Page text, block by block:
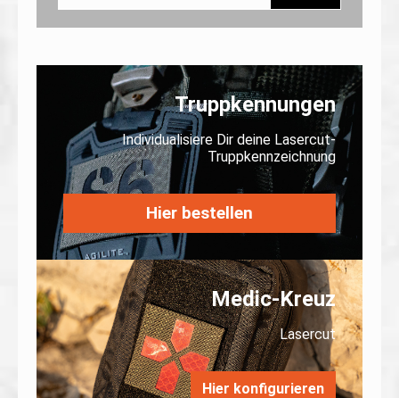
Truppkennungen
Individualisiere Dir deine Lasercut-
Truppkennzeichnung
Hier bestellen
Medic-Kreuz
Lasercut
Hier konfigurieren